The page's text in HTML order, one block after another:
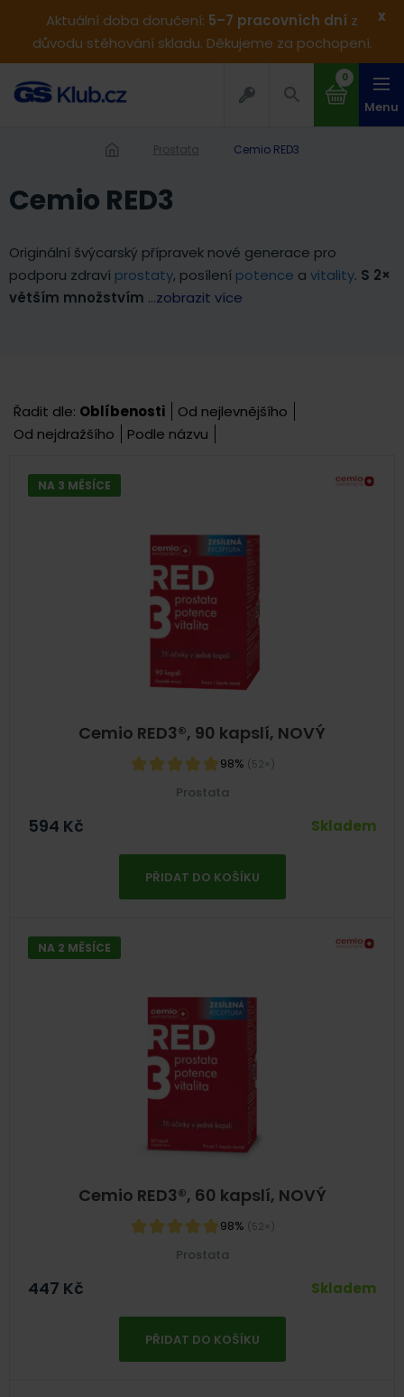
Aktuální doba doručení: 5–7 pracovních dní z
důvodu stěhování skladu. Děkujeme za pochopení.
x
0
Menu
Prostata Cemio RED3
Cemio RED3
Originální švýcarský přípravek nové generace pro
podporu zdraví prostaty, posílení potence a vitality. S 2×
větším množstvím ...zobrazit více
Řadit dle: Oblíbenosti
Od nejlevnějšího
Od nejdražšího
Podle názvu
Cemio RED3®, 90 kapslí, NOVÝ
98% (52×)
NA 3 MĚSÍCE
Prostata
594 Kč Skladem
PŘIDAT DO KOŠÍKU
Cemio RED3®, 60 kapslí, NOVÝ
98% (52×)
NA 2 MĚSÍCE
Prostata
447 Kč Skladem
PŘIDAT DO KOŠÍKU